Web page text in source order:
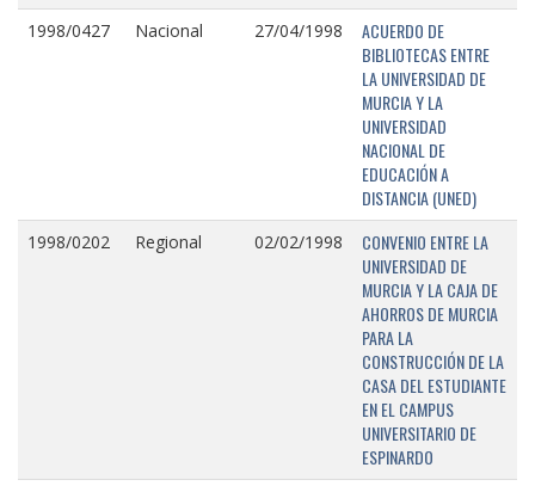
1998/0427 Nacional 27/04/1998
ACUERDO DE
BIBLIOTECAS ENTRE
LA UNIVERSIDAD DE
MURCIA Y LA
UNIVERSIDAD
NACIONAL DE
EDUCACIÓN A
DISTANCIA (UNED)
1998/0202 Regional 02/02/1998
CONVENIO ENTRE LA
UNIVERSIDAD DE
MURCIA Y LA CAJA DE
AHORROS DE MURCIA
PARA LA
CONSTRUCCIÓN DE LA
CASA DEL ESTUDIANTE
EN EL CAMPUS
UNIVERSITARIO DE
ESPINARDO